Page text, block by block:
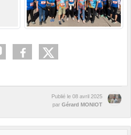
Publié le 08 avril 2025
par Gérard MONIOT